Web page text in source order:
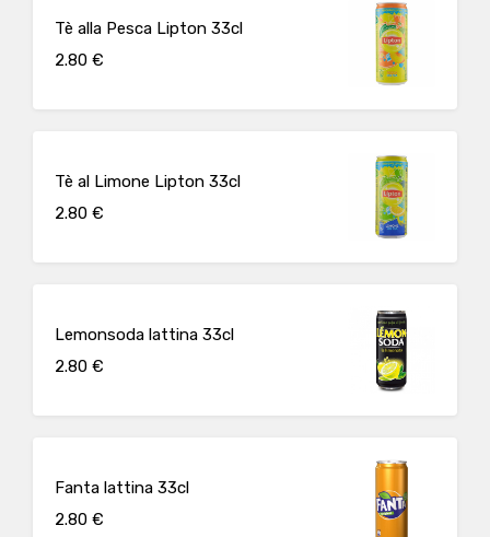
Tè alla Pesca Lipton 33cl
2.80 €
Tè al Limone Lipton 33cl
2.80 €
Lemonsoda lattina 33cl
2.80 €
Fanta lattina 33cl
2.80 €